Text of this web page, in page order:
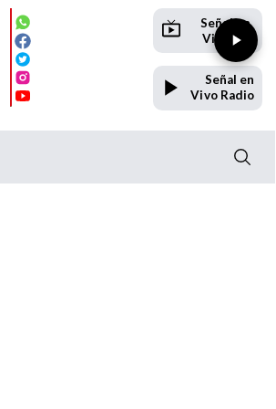
Señal en
Vivo TV
Señal en
Vivo Radio